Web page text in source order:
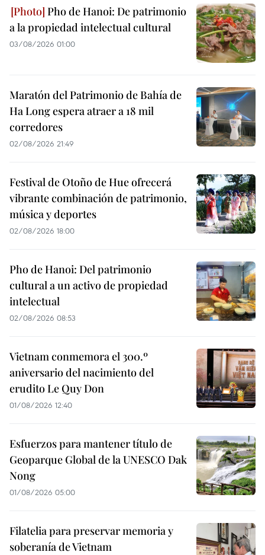
Pho de Hanoi: De patrimonio
a la propiedad intelectual cultural
03/08/2026 01:00
Maratón del Patrimonio de Bahía de
Ha Long espera atraer a 18 mil
corredores
02/08/2026 21:49
Festival de Otoño de Hue ofrecerá
vibrante combinación de patrimonio,
música y deportes
02/08/2026 18:00
Pho de Hanoi: Del patrimonio
cultural a un activo de propiedad
intelectual
02/08/2026 08:53
Vietnam conmemora el 300.º
aniversario del nacimiento del
erudito Le Quy Don
01/08/2026 12:40
Esfuerzos para mantener título de
Geoparque Global de la UNESCO Dak
Nong
01/08/2026 05:00
Filatelia para preservar memoria y
soberanía de Vietnam